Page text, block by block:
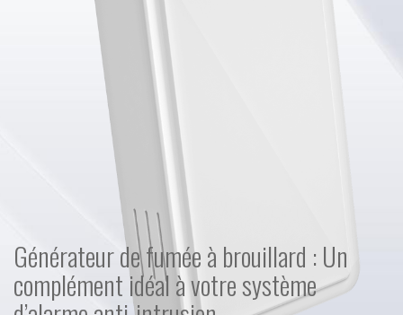
Générateur de fumée à brouillard : Un
complément idéal à votre système